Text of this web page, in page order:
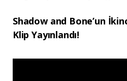
Shadow and Bone’un
Klip Yayınlandı!